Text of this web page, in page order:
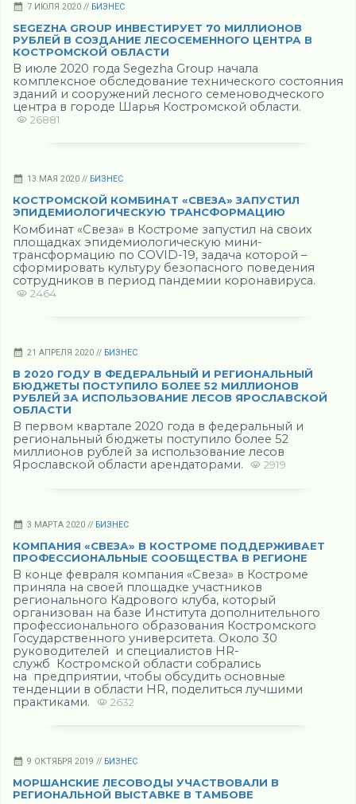
7 ИЮЛЯ 2020 // БИЗНЕС
SEGEZHA GROUP ИНВЕСТИРУЕТ 70 МИЛЛИОНОВ
РУБЛЕЙ В СОЗДАНИЕ ЛЕСОСЕМЕННОГО ЦЕНТРА В
КОСТРОМСКОЙ ОБЛАСТИ
В июле 2020 года Segezha Group начала
комплексное обследование технического состояния
зданий и сооружений лесного семеноводческого
центра в городе Шарья Костромской области.
26881
13 МАЯ 2020 // БИЗНЕС
КОСТРОМСКОЙ КОМБИНАТ «СВЕЗА» ЗАПУСТИЛ
ЭПИДЕМИОЛОГИЧЕСКУЮ ТРАНСФОРМАЦИЮ
Комбинат «Свеза» в Костроме запустил на своих
площадках эпидемиологическую мини-
трансформацию по COVID-19, задача которой –
сформировать культуру безопасного поведения
сотрудников в период пандемии коронавируса.
2464
21 АПРЕЛЯ 2020 // БИЗНЕС
В 2020 ГОДУ В ФЕДЕРАЛЬНЫЙ И РЕГИОНАЛЬНЫЙ
БЮДЖЕТЫ ПОСТУПИЛО БОЛЕЕ 52 МИЛЛИОНОВ
РУБЛЕЙ ЗА ИСПОЛЬЗОВАНИЕ ЛЕСОВ ЯРОСЛАВСКОЙ
ОБЛАСТИ
В первом квартале 2020 года в федеральный и
региональный бюджеты поступило более 52
миллионов рублей за использование лесов
Ярославской области арендаторами.
2919
3 МАРТА 2020 // БИЗНЕС
КОМПАНИЯ «СВЕЗА» В КОСТРОМЕ ПОДДЕРЖИВАЕТ
ПРОФЕССИОНАЛЬНЫЕ СООБЩЕСТВА В РЕГИОНЕ
В конце февраля компания «Свеза» в Костроме
приняла на своей площадке участников
регионального Кадрового клуба, который
организован на базе Института дополнительного
профессионального образования Костромского
Государственного университета. Около 30
руководителей и специалистов HR-
служб Костромской области собрались
на предприятии, чтобы обсудить основные
тенденции в области HR, поделиться лучшими
практиками.
2632
9 ОКТЯБРЯ 2019 // БИЗНЕС
МОРШАНСКИЕ ЛЕСОВОДЫ УЧАСТВОВАЛИ В
РЕГИОНАЛЬНОЙ ВЫСТАВКЕ В ТАМБОВЕ